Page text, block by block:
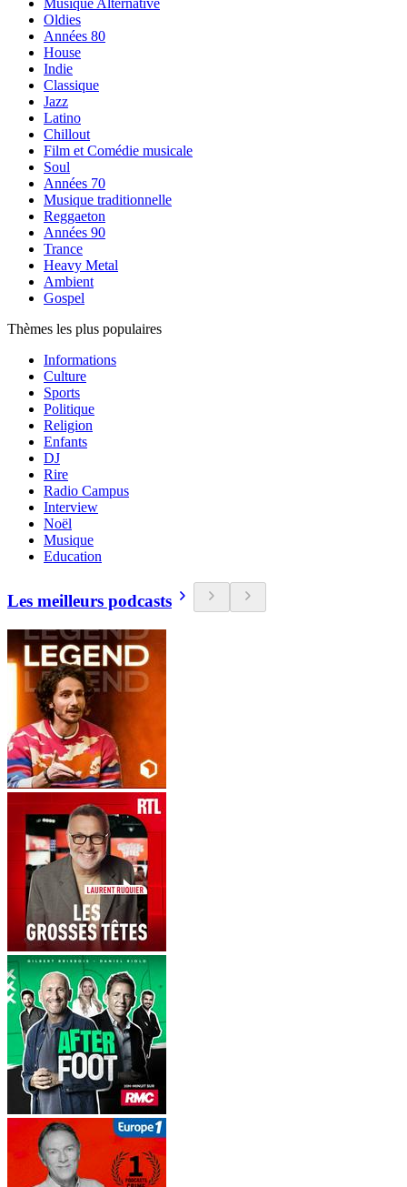
Musique Alternative
Oldies
Années 80
House
Indie
Classique
Jazz
Latino
Chillout
Film et Comédie musicale
Soul
Années 70
Musique traditionnelle
Reggaeton
Années 90
Trance
Heavy Metal
Ambient
Gospel
Thèmes les plus populaires
Informations
Culture
Sports
Politique
Religion
Enfants
DJ
Rire
Radio Campus
Interview
Noël
Musique
Education
Les meilleurs podcasts